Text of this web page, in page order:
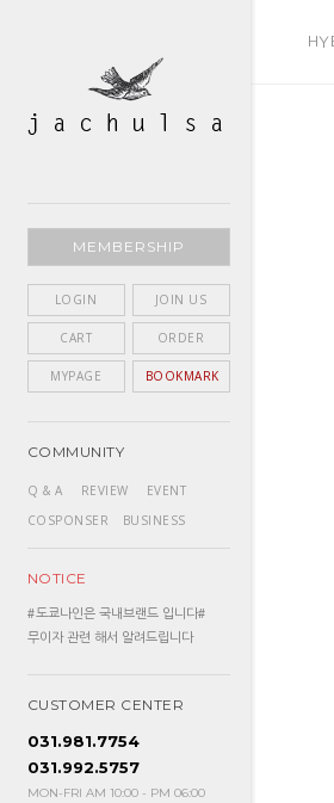
MEMBERSHIP
LOGIN JOIN US
CART ORDER
MYPAGE BOOKMARK
COMMUNITY
Q & A REVIEW
EVENT
COSPONSER
BUSINESS
NOTICE
#도쿄나인은 국내브랜드 입니다#
무이자 관련 해서 알려드립니다
CUSTOMER CENTER
031.981.7754
031.992.5757
MON-FRI AM 10:00 - PM 06:00